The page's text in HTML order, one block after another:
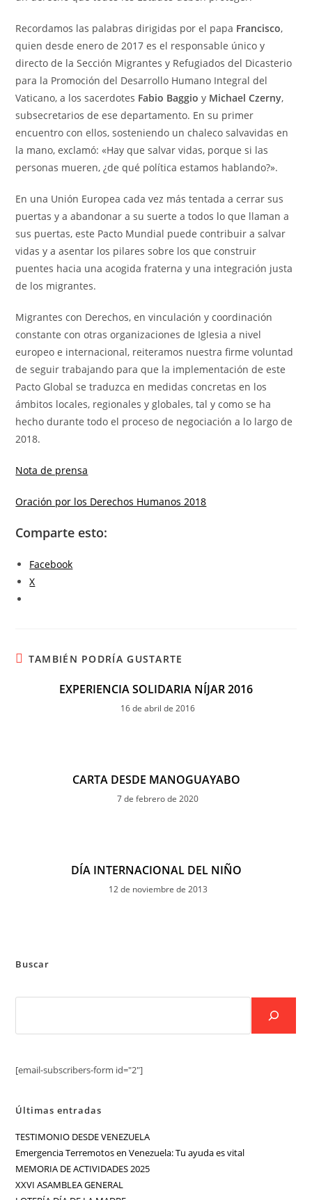
Recordamos las palabras dirigidas por el papa Francisco,
quien desde enero de 2017 es el responsable único y
directo de la Sección Migrantes y Refugiados del Dicasterio
para la Promoción del Desarrollo Humano Integral del
Vaticano, a los sacerdotes Fabio Baggio y Michael Czerny,
subsecretarios de ese departamento. En su primer
encuentro con ellos, sosteniendo un chaleco salvavidas en
la mano, exclamó: «Hay que salvar vidas, porque si las
personas mueren, ¿de qué política estamos hablando?».
En una Unión Europea cada vez más tentada a cerrar sus
puertas y a abandonar a su suerte a todos lo que llaman a
sus puertas, este Pacto Mundial puede contribuir a salvar
vidas y a asentar los pilares sobre los que construir
puentes hacia una acogida fraterna y una integración justa
de los migrantes.
Migrantes con Derechos, en vinculación y coordinación
constante con otras organizaciones de Iglesia a nivel
europeo e internacional, reiteramos nuestra firme voluntad
de seguir trabajando para que la implementación de este
Pacto Global se traduzca en medidas concretas en los
ámbitos locales, regionales y globales, tal y como se ha
hecho durante todo el proceso de negociación a lo largo de
2018.
Nota de prensa
Oración por los Derechos Humanos 2018
Comparte esto:
Facebook
X
TAMBIÉN PODRÍA GUSTARTE
EXPERIENCIA SOLIDARIA NÍJAR 2016
16 de abril de 2016
CARTA DESDE MANOGUAYABO
7 de febrero de 2020
DÍA INTERNACIONAL DEL NIÑO
12 de noviembre de 2013
Buscar
[email-subscribers-form id="2"]
Últimas entradas
TESTIMONIO DESDE VENEZUELA
Emergencia Terremotos en Venezuela: Tu ayuda es vital
MEMORIA DE ACTIVIDADES 2025
XXVI ASAMBLEA GENERAL